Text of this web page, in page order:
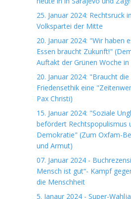
25. Januar 2024: Rechtsruck
Volkspartei der Mitte
20. Januar 2024: "Wir haben
Essen braucht Zukunft!"
Auftakt der Grünen Woche in
20. Januar 2024: "Braucht
Friedensethik eine
Pax Christi)
15. Januar 2024: "Soziale
befördert Rechtspopulismus
Demokratie" (Zum Oxfam-
und Armut)
07. Januar 2024 -
Mensch ist gut“- Kampf
die Menschheit
5. Janaur 2024 - Super-